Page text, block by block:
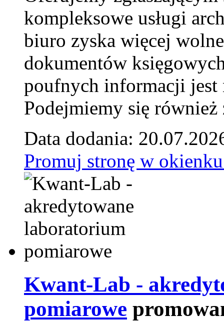
kompleksowe usługi
biuro zyska więcej
dokumentów
poufnych informacji jest
Podejmiemy się
Data dodania:
Promuj stronę w
Kwant-Lab -
pomiarowe